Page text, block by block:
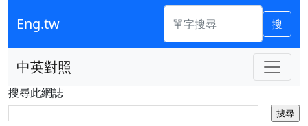
Eng.tw 搜
中英對照
搜尋此網誌